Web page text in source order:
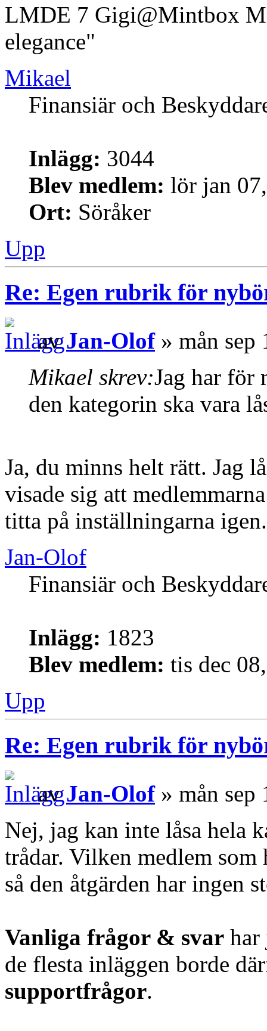
LMDE 7 Gigi@Mintbox
elegance"
Mikael
Finansiär och
Inlägg: 3044
Blev medlem: lör jan
Ort: Söråker
Upp
Re: Egen rubrik för
avJan-Olof» mån sep
Mikael skrev:Jag har för
den kategorin ska vara
Ja, du minns helt rätt. Jag
visade sig att
titta på inställningarna igen.
Jan-Olof
Finansiär och
Inlägg: 1823
Blev medlem: tis dec
Upp
Re: Egen rubrik för
avJan-Olof» mån sep
Nej, jag kan inte låsa hela
trådar. Vilken medlem som
så den åtgärden har ingen
Vanliga frågor & svar
de flesta inläggen borde
supportfrågor.